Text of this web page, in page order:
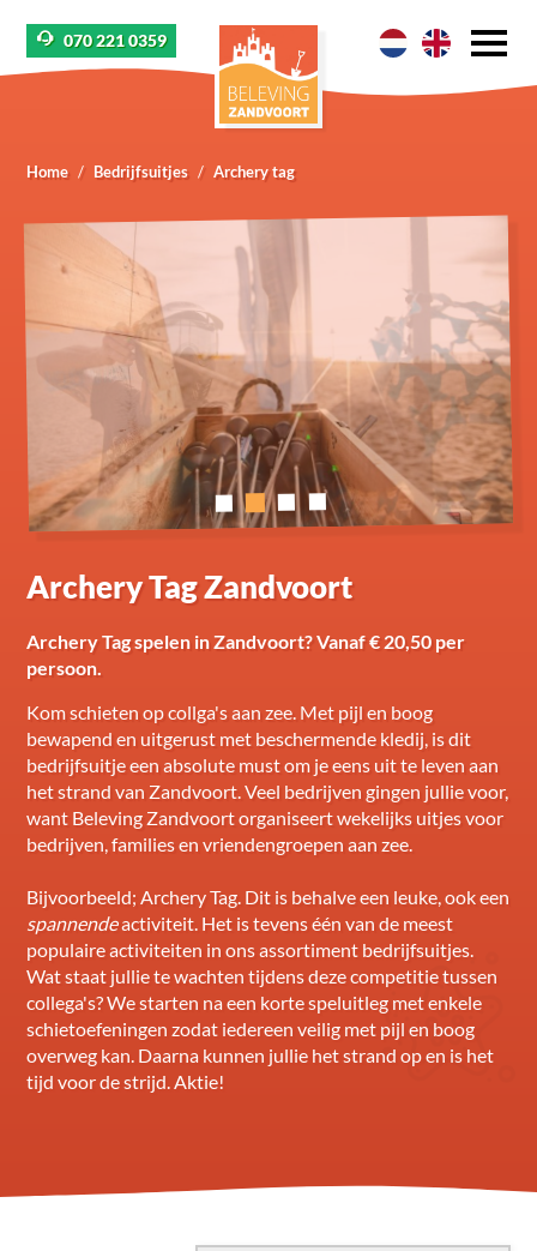
070 221 0359
Home Bedrijfsuitjes Archery tag
Archery Tag Zandvoort
Archery Tag spelen in Zandvoort? Vanaf € 20,50 per
persoon.
Kom schieten op collga's aan zee. Met pijl en boog
bewapend en uitgerust met beschermende kledij, is dit
bedrijfsuitje een absolute must om je eens uit te leven aan
het strand van Zandvoort. Veel bedrijven gingen jullie voor,
want Beleving Zandvoort organiseert wekelijks uitjes voor
bedrijven, families en vriendengroepen aan zee.
Bijvoorbeeld; Archery Tag. Dit is behalve een leuke, ook een
spannendeactiviteit. Het is tevens één van de meest
populaire activiteiten in ons assortiment bedrijfsuitjes.
Wat staat jullie te wachten tijdens deze competitie tussen
collega's? We starten na een korte speluitleg met enkele
schietoefeningen zodat iedereen veilig met pijl en boog
overweg kan. Daarna kunnen jullie het strand op en is het
tijd voor de strijd. Aktie!